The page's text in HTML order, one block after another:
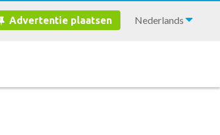
Advertentie plaatsen Nederlands